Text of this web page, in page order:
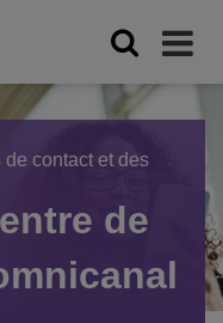
de contact et des
de